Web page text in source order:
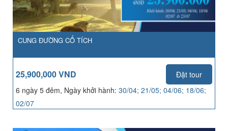
CUNG ĐƯỜNG CỔ TÍCH
25,900,000 VND
Đặt tour
6 ngày 5 đêm, Ngày khởi hành: 30/04; 21/05; 04/06; 18/06;
02/07